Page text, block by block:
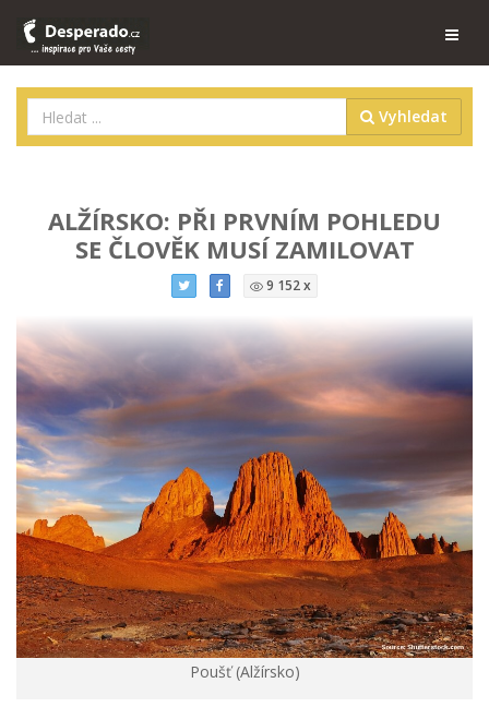
Vyhledat
ALŽÍRSKO: PŘI PRVNÍM POHLEDU
SE ČLOVĚK MUSÍ ZAMILOVAT
9 152 x
Poušť (Alžírsko)